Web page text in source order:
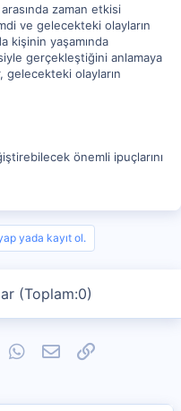
zaman etkisi
ve gelecekteki olayların
kişinin yaşamında
gerçekleştiğini anlamaya
gelecekteki olayların
önemli ipuçlarını
yada kayıt ol.
(Toplam:0)
WhatsApp
E-postaLink